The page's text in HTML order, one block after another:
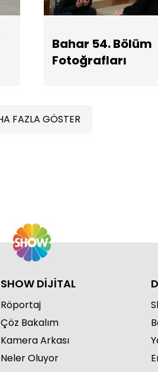
Bahar 54. Bölüm
Fotoğrafları
FAZLA GÖSTER
SHOW DİJİTAL
Röportaj
Çöz Bakalım
Kamera Arkası
Neler Oluyor